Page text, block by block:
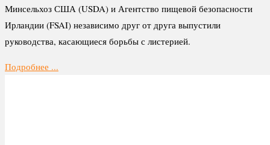
Минсельхоз США (USDA) и Агентство пищевой безопасности
Ирландии (FSAI) независимо друг от друга выпустили
руководства, касающиеся борьбы с листерией.
Подробнее ...